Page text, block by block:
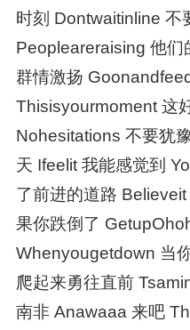
时刻 Dontwaitinline 不
Peopleareraising 他
群情激扬
Thisisyourmoment 这
Nohesitations 不要犹
天 Ifeelit 我能感觉到
了前进的道路
果你跌倒了
Whenyougetdown 当
爬起来勇往直前
南非 Anawaaa 来吧